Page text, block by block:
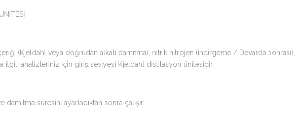
(Kjeldahl veya doğrudan alkali damıtma), nitrik nitrojen (indirgeme / Devarda
ilgili analizleriniz için giriş seviyesi Kjeldahl distilasyon ünitesidir.
süresini ayarladıktan sonra çalışır.